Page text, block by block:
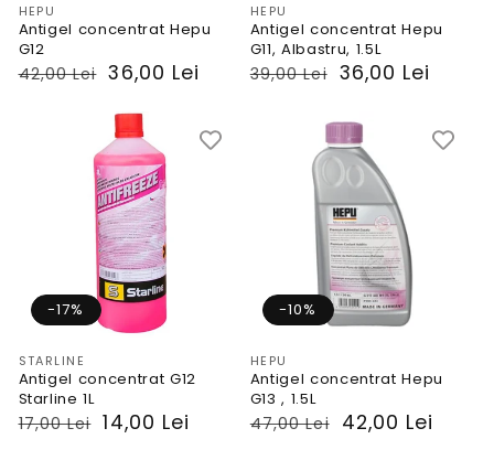
Vendor:
HEPU
Antigel concentrat Hepu
G12
PRP
42,00 Lei
Preț 36,00 Lei
Vendor:
HEPU
Antigel concentrat Hepu
G11, Albastru, 1.5L
PRP
39,00 Lei
Preț 36,00 Lei
Vendor:
STARLINE
Antigel concentrat G12
Starline 1L
PRP
17,00 Lei
Preț 14,00 Lei
-17%
Vendor:
HEPU
Antigel concentrat Hepu
G13 , 1.5L
PRP
47,00 Lei
Preț 42,00 Lei
-10%